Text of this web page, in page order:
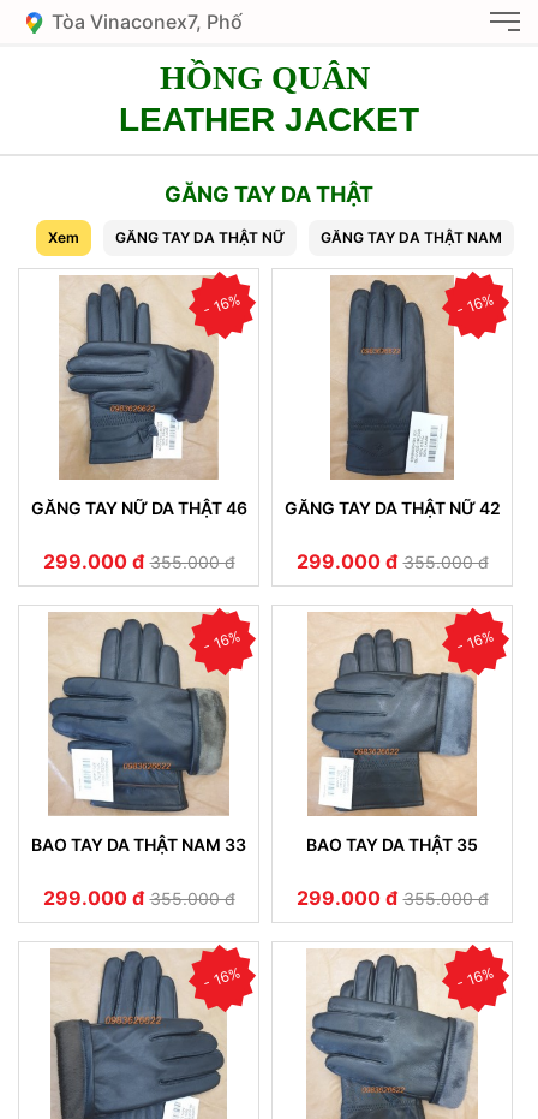
Tòa Vinaconex7, Phố
HỒNG QUÂN
LEATHER JACKET
GĂNG TAY DA THẬT
Xem GĂNG TAY DA THẬT NỮ GĂNG TAY DA THẬT NAM
- 16%
GĂNG TAY NỮ DA THẬT 46
299.000 đ 355.000 đ
- 16%
GĂNG TAY DA THẬT NỮ 42
299.000 đ 355.000 đ
- 16%
BAO TAY DA THẬT NAM 33
299.000 đ 355.000 đ
- 16%
BAO TAY DA THẬT 35
299.000 đ 355.000 đ
- 16% - 16%